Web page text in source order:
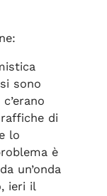
sono
di
lo
è
un’onda
ieri il